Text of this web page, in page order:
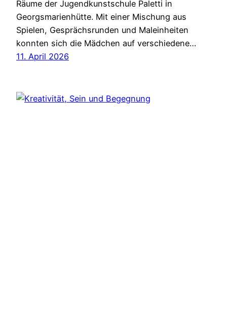
Räume der Jugendkunstschule Paletti in
Georgsmarienhütte. Mit einer Mischung aus
Spielen, Gesprächsrunden und Maleinheiten
konnten sich die Mädchen auf verschiedene…
11. April 2026